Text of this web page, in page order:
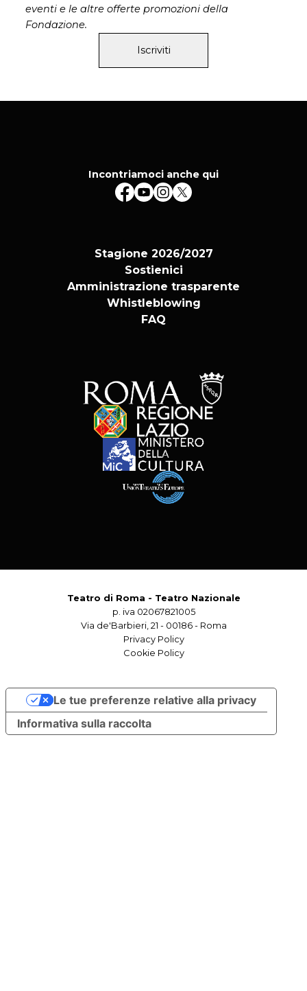
partner di produzione Gruppo Ospedaliero
Moncucco
eventi e le altre offerte promozioni della
Fondazione.
Iscriviti
Incontriamoci anche qui
Stagione 2026/2027
Sostienici
Amministrazione trasparente
Whistleblowing
FAQ
Teatro di Roma - Teatro Nazionale
p. iva 02067821005
Via de'Barbieri, 21 - 00186 - Roma
Privacy Policy
Cookie Policy
Informativa sulla raccolta
Le tue preferenze relative alla privacy